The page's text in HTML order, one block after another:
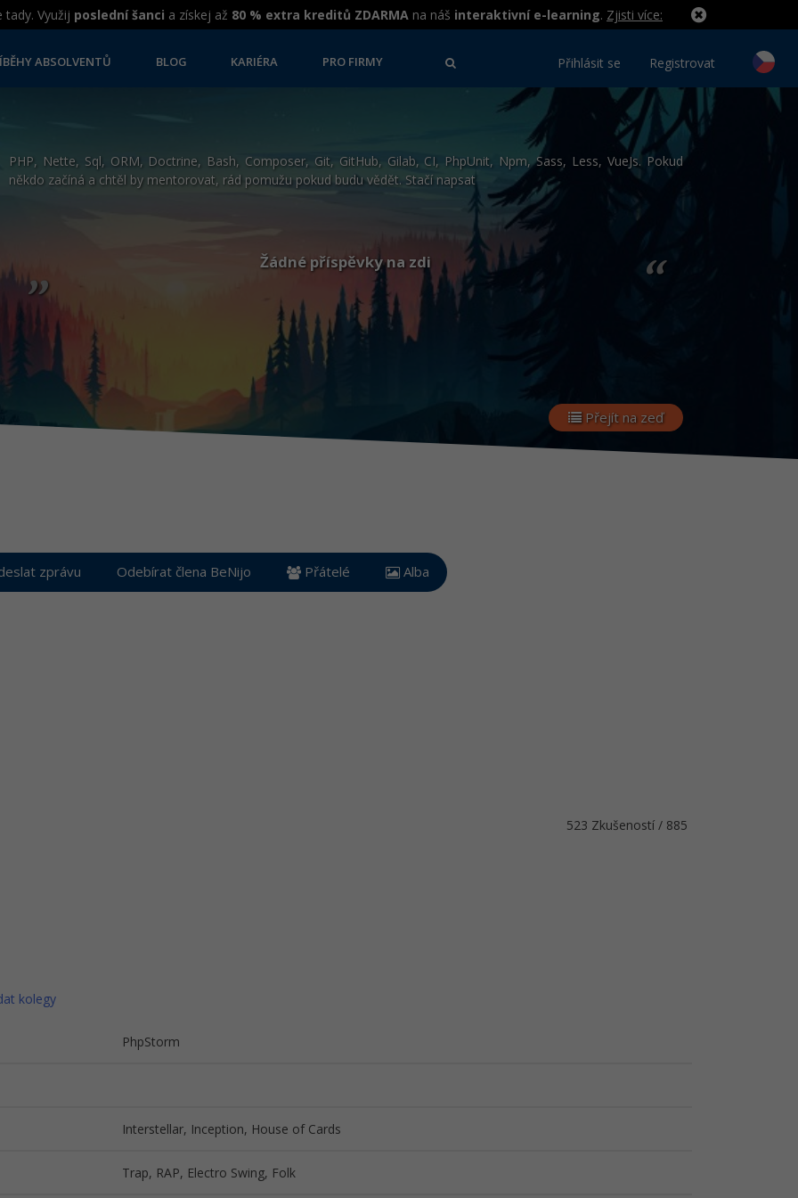
Využij poslední šanci a získej až 80 % extra kreditů ZDARMA na náš interaktivní e-learning. Zjisti více:
ABSOLVENTŮ BLOG KARIÉRA PRO FIRMY Přihlásit se Registrovat
PHP, Nette, Sql, ORM, Doctrine, Bash, Composer, Git, GitHub, Gilab, CI, PhpUnit, Npm, Sass, Less, VueJs. Pokud
někdo začíná a chtěl by mentorovat, rád pomužu pokud budu vědět. Stačí napsat
„ “
Žádné příspěvky na zdi
Přejít na zeď
zprávu Odebírat člena BeNijo Přátelé Alba
523 Zkušeností / 885
kolegy
PhpStorm
Interstellar, Inception, House of Cards
Trap, RAP, Electro Swing, Folk